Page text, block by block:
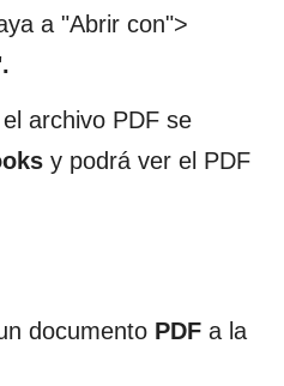
a "Abrir con">
archivo PDF se
y podrá ver el PDF
documento PDF a la